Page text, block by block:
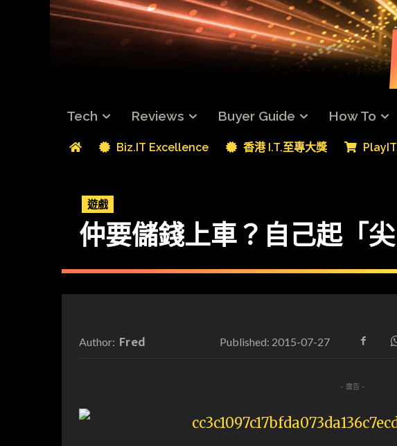
Tech Reviews Buyer Guide How To
Biz.IT Excellence 香港 I.T.至專大獎
遊戲
仲要儲錢上車？自己起「
Author: Fred Published: 2015-07-27
- 廣告 -